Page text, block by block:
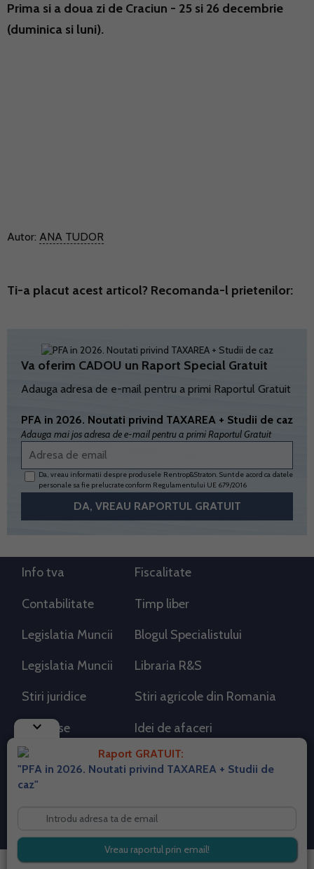
Prima si a doua zi de Craciun - 25 si 26 decembrie
(duminica si luni).
Autor: ANA TUDOR
Ti-a placut acest articol? Recomanda-l prietenilor:
Va oferim CADOU un Raport Special Gratuit
Adauga adresa de e-mail pentru a primi Raportul Gratuit
PFA in 2026. Noutati privind TAXAREA + Studii de caz
Adauga mai jos adresa de e-mail pentru a primi Raportul Gratuit
Da, vreau informatii despre produsele Rentrop&Straton. Sunt de acord ca datele
personale sa fie prelucrate conform Regulamentului UE 679/2016
keyboard_arrow_down
Raport GRATUIT:
"PFA in 2026. Noutati privind TAXAREA + Studii de
caz"
Info tva Fiscalitate
Contabilitate Timp liber
Legislatia Muncii Blogul Specialistului
Legislatia Muncii Libraria R&S
Stiri juridice Stiri agricole din Romania
AdSense Idei de afaceri
RSS Flux RSS 2.0
Despre cookies
Termeni si conditii
Contact